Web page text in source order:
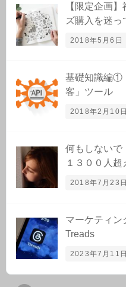
【限定企画
ズ購入を迷っ
2018年5月6日
基礎知識編①
客」ツール
2018年2月10日
何もしないで
１３００人超
2018年7月23日
マーケティン
Treads
2023年7月11日